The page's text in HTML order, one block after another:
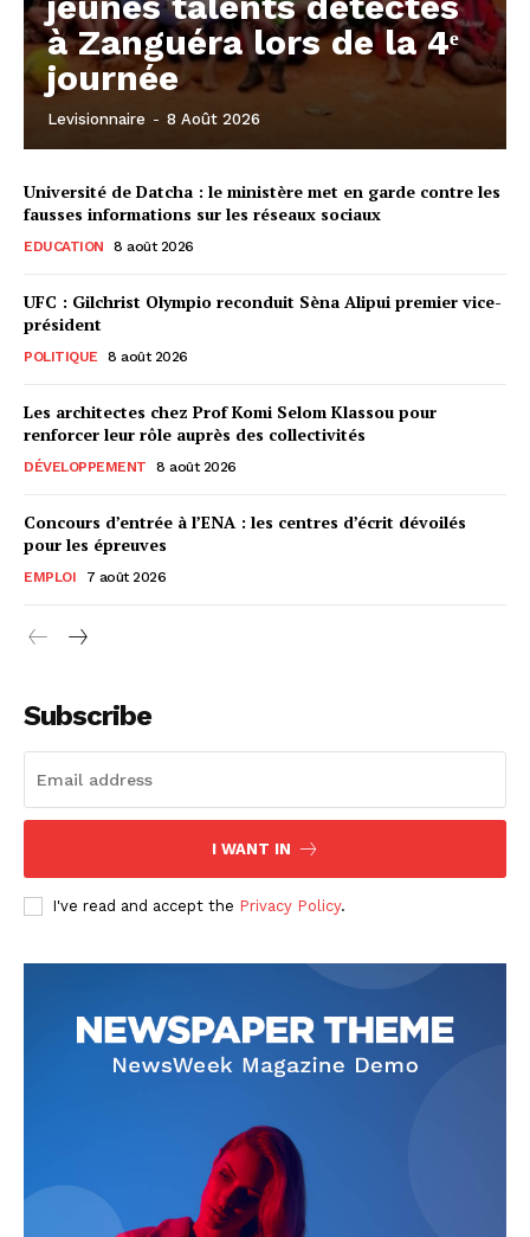
à Zanguéra lors de la 4ᵉ
journée
Levisionnaire - 8 Août 2026
Université de Datcha : le ministère met en garde contre les
fausses informations sur les réseaux sociaux
EDUCATION 8 août 2026
UFC : Gilchrist Olympio reconduit Sèna Alipui premier vice-
président
POLITIQUE 8 août 2026
Les architectes chez Prof Komi Selom Klassou pour
renforcer leur rôle auprès des collectivités
DÉVELOPPEMENT 8 août 2026
Concours d’entrée à l’ENA : les centres d’écrit dévoilés
pour les épreuves
EMPLOI 7 août 2026
Subscribe
I WANT IN
I've read and accept the Privacy Policy.